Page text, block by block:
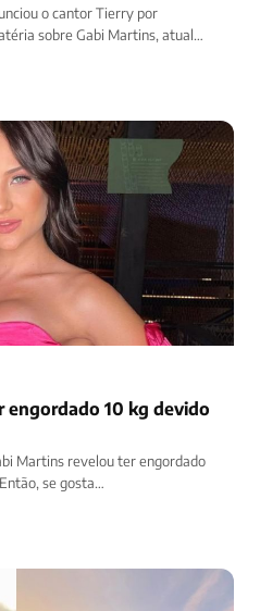
o cantor Tierry por
sobre Gabi Martins, atual
engordado 10 kg devido
Martins revelou ter engordado
se gosta…